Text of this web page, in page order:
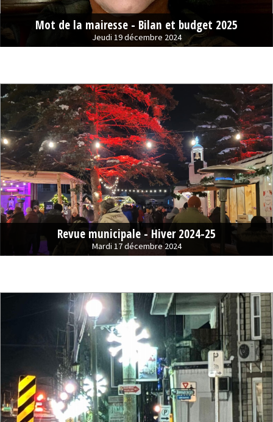
Mot de la mairesse - Bilan et budget 2025
Jeudi 19 décembre 2024
Revue municipale - Hiver 2024-25
Mardi 17 décembre 2024